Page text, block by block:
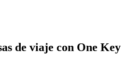
de viaje con One Key